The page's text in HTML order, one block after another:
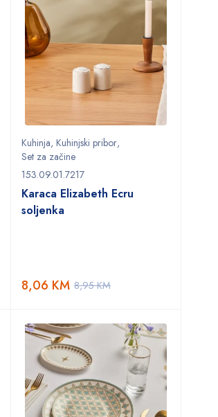
Kuhinja, Kuhinjski pribor,
Set za začine
153.09.01.7217
Karaca Elizabeth Ecru
soljenka
8,95KM
8,06 KM